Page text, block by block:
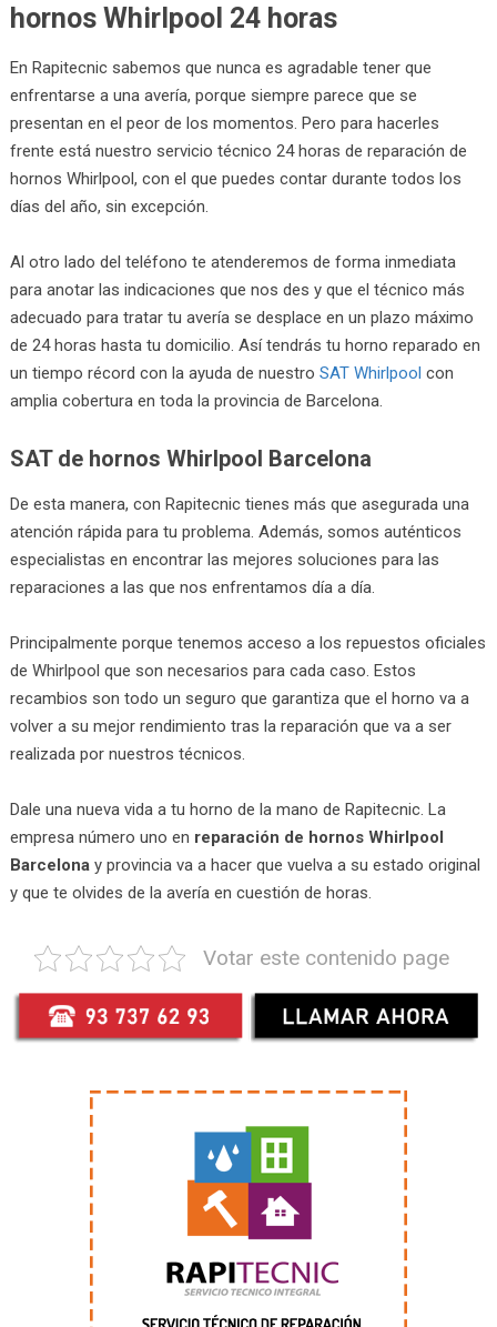
hornos Whirlpool 24 horas
En Rapitecnic sabemos que nunca es agradable tener que
enfrentarse a una avería, porque siempre parece que se
presentan en el peor de los momentos. Pero para hacerles
frente está nuestro servicio técnico 24 horas de reparación de
hornos Whirlpool, con el que puedes contar durante todos los
días del año, sin excepción.
Al otro lado del teléfono te atenderemos de forma inmediata
para anotar las indicaciones que nos des y que el técnico más
adecuado para tratar tu avería se desplace en un plazo máximo
de 24 horas hasta tu domicilio. Así tendrás tu horno reparado en
un tiempo récord con la ayuda de nuestro SAT Whirlpool con
amplia cobertura en toda la provincia de Barcelona.
SAT de hornos Whirlpool Barcelona
De esta manera, con Rapitecnic tienes más que asegurada una
atención rápida para tu problema. Además, somos auténticos
especialistas en encontrar las mejores soluciones para las
reparaciones a las que nos enfrentamos día a día.
Principalmente porque tenemos acceso a los repuestos oficiales
de Whirlpool que son necesarios para cada caso. Estos
recambios son todo un seguro que garantiza que el horno va a
volver a su mejor rendimiento tras la reparación que va a ser
realizada por nuestros técnicos.
Dale una nueva vida a tu horno de la mano de Rapitecnic. La
empresa número uno en reparación de hornos Whirlpool
Barcelonay provincia va a hacer que vuelva a su estado original
y que te olvides de la avería en cuestión de horas.
Votar este contenido page